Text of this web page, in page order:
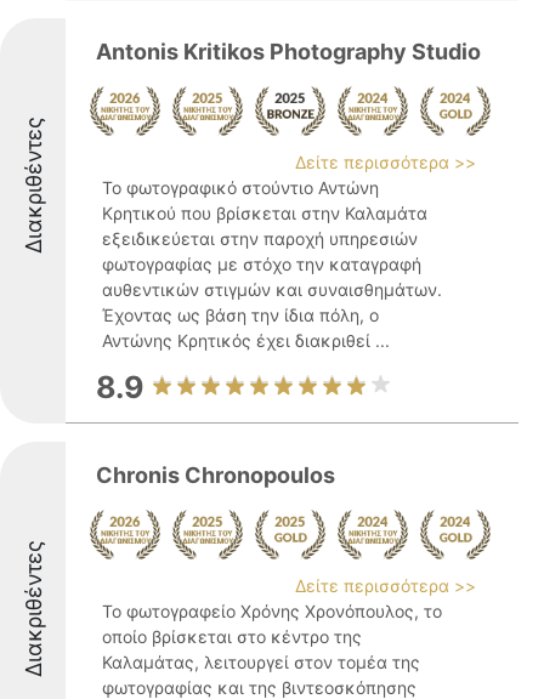
Διακριθέντες
Antonis Kritikos Photography Studio
Δείτε περισσότερα >>
Το φωτογραφικό στούντιο Αντώνη
Κρητικού που βρίσκεται στην Καλαμάτα
εξειδικεύεται στην παροχή υπηρεσιών
φωτογραφίας με στόχο την καταγραφή
αυθεντικών στιγμών και συναισθημάτων.
Έχοντας ως βάση την ίδια πόλη, ο
Αντώνης Κρητικός έχει διακριθεί ...
8.9
Διακριθέντες
Chronis Chronopoulos
Δείτε περισσότερα >>
Το φωτογραφείο Χρόνης Χρονόπουλος, το
οποίο βρίσκεται στο κέντρο της
Καλαμάτας, λειτουργεί στον τομέα της
φωτογραφίας και της βιντεοσκόπησης